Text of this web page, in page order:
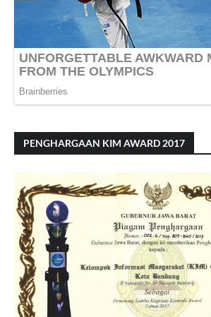
PENGHARGAAN KIM AWARD 2017